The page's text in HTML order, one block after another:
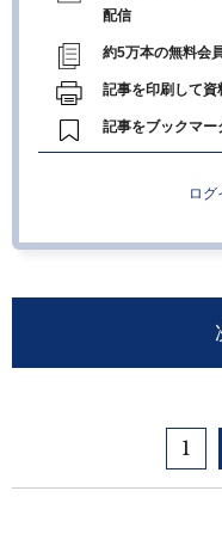
配信
約5万本の無料会
記事を印刷して
記事をブックマー
ロ
1